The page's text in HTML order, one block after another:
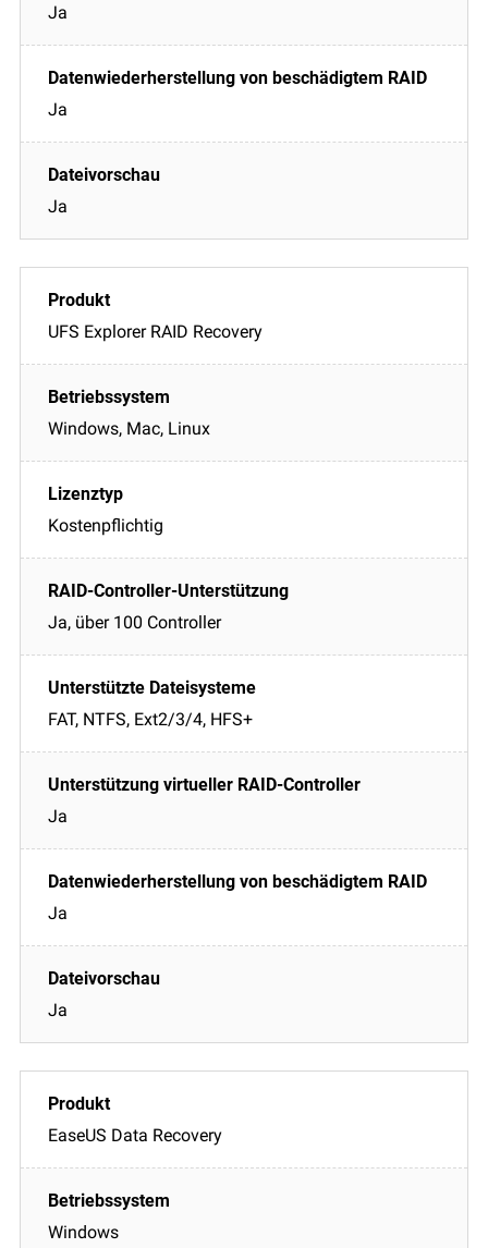
Ja
Ja
Ja
UFS Explorer RAID Recovery
Windows, Mac, Linux
Kostenpflichtig
Ja, über 100 Controller
FAT, NTFS, Ext2/3/4, HFS+
Ja
Ja
Ja
EaseUS Data Recovery
Windows